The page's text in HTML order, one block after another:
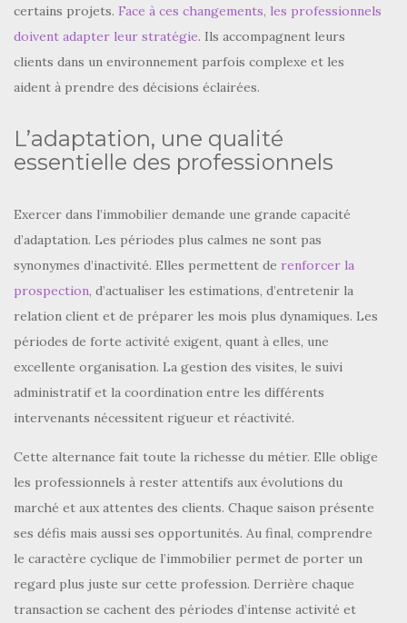
certains projets. Face à ces changements, les professionnels
doivent adapter leur stratégie. Ils accompagnent leurs
clients dans un environnement parfois complexe et les
aident à prendre des décisions éclairées.
L’adaptation, une qualité
essentielle des professionnels
Exercer dans l’immobilier demande une grande capacité
d’adaptation. Les périodes plus calmes ne sont pas
synonymes d’inactivité. Elles permettent de renforcer la
prospection, d’actualiser les estimations, d’entretenir la
relation client et de préparer les mois plus dynamiques. Les
périodes de forte activité exigent, quant à elles, une
excellente organisation. La gestion des visites, le suivi
administratif et la coordination entre les différents
intervenants nécessitent rigueur et réactivité.
Cette alternance fait toute la richesse du métier. Elle oblige
les professionnels à rester attentifs aux évolutions du
marché et aux attentes des clients. Chaque saison présente
ses défis mais aussi ses opportunités. Au final, comprendre
le caractère cyclique de l’immobilier permet de porter un
regard plus juste sur cette profession. Derrière chaque
transaction se cachent des périodes d’intense activité et